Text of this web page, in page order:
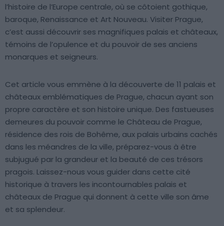
l’histoire de l’Europe centrale, où se côtoient gothique,
baroque, Renaissance et Art Nouveau. Visiter Prague,
c’est aussi découvrir ses magnifiques palais et châteaux,
témoins de l’opulence et du pouvoir de ses anciens
monarques et seigneurs.
Cet article vous emmène à la découverte de 11 palais et
châteaux emblématiques de Prague, chacun ayant son
propre caractère et son histoire unique. Des fastueuses
demeures du pouvoir comme le Château de Prague,
résidence des rois de Bohême, aux palais urbains cachés
dans les méandres de la ville, préparez-vous à être
subjugué par la grandeur et la beauté de ces trésors
pragois. Laissez-nous vous guider dans cette cité
historique à travers les incontournables palais et
châteaux de Prague qui donnent à cette ville son âme
et sa splendeur.